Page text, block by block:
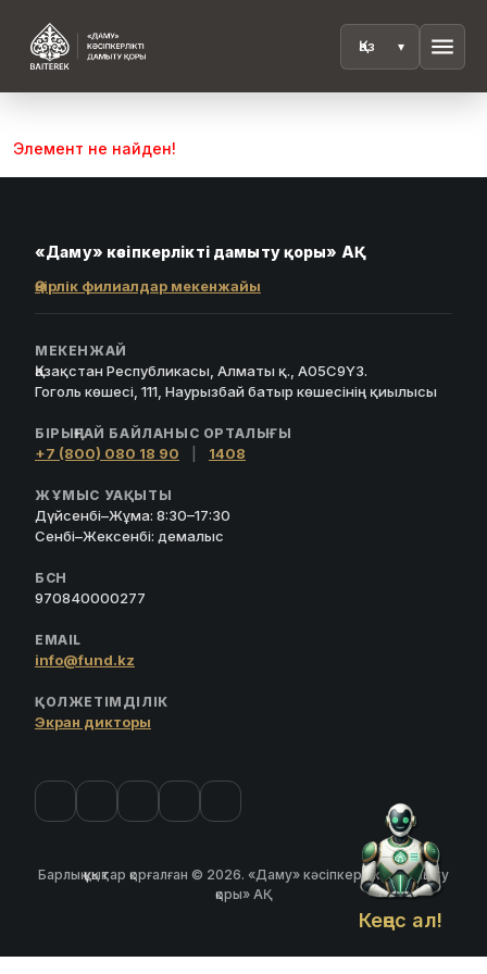
menu
Кеңес ал!
Элемент не найден!
«Даму» кәсіпкерлікті дамыту қоры» АҚ
Өңірлік филиалдар мекенжайы
МЕКЕНЖАЙ
Қазақстан Республикасы, Алматы қ., A05C9Y3.
Гоголь көшесі, 111, Наурызбай батыр көшесінің қиылысы
БІРЫҢҒАЙ БАЙЛАНЫС ОРТАЛЫҒЫ
+7 (800) 080 18 90 1408
ЖҰМЫС УАҚЫТЫ
Дүйсенбі–Жұма: 8:30–17:30
Сенбі–Жексенбі: демалыс
БСН
970840000277
EMAIL
info@fund.kz
ҚОЛЖЕТІМДІЛІК
Экран дикторы
Барлық құқықтар қорғалған © 2026. «Даму» кәсіпкерлікті дамыту
қоры» АҚ